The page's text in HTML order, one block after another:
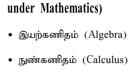
under Mathematics)
• இயற்கணிதம் (Algebra)
• நுண்கணிதம் (Calculus)